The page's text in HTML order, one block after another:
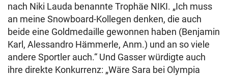
nach Niki Lauda benannte Trophäe NIKI. „Ich muss
an meine Snowboard-Kollegen denken, die auch
beide eine Goldmedaille gewonnen haben (Benjamin
Karl, Alessandro Hämmerle, Anm.) und an so viele
andere Sportler auch.“ Und Gasser würdigte auch
ihre direkte Konkurrenz: „Wäre Sara bei Olympia